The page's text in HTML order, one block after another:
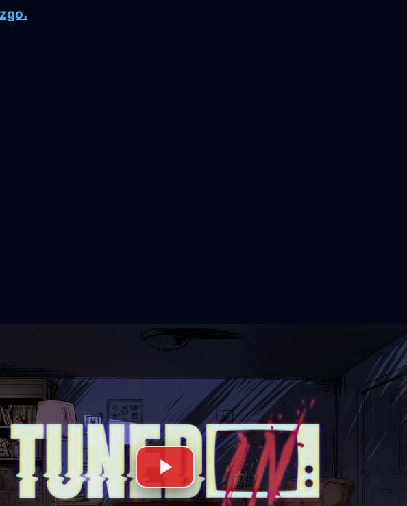
de pesadillas en formato analógico
de Tuned In obliga a los jugadores a interactuar con los
viejo televisor para resolver puzles y sobrevivir a una
siniestra controlada por una entidad oscura. La narrativa se
historias independientes que abordan distintos subgéneros del
slasherde estética monocroma y cargada de tinta hasta el horror